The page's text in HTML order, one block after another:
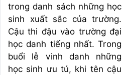
trong danh sách những học
sinh xuất sắc của trường.
Cậu thi đậu vào trường đại
học danh tiếng nhất. Trong
buổi lễ vinh danh những
học sinh ưu tú, khi tên cậu